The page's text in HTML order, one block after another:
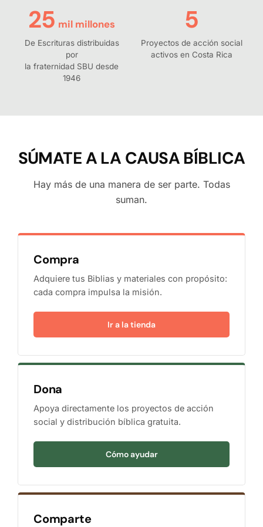
25 mil millones
De Escrituras distribuidas
por
la fraternidad SBU desde
1946
5
Proyectos de acción social
activos en Costa Rica
SÚMATE A LA CAUSA BÍBLICA
Hay más de una manera de ser parte. Todas
suman.
Compra
Adquiere tus Biblias y materiales con propósito:
cada compra impulsa la misión.
Ir a la tienda
Dona
Apoya directamente los proyectos de acción
social y distribución bíblica gratuita.
Cómo ayudar
Comparte